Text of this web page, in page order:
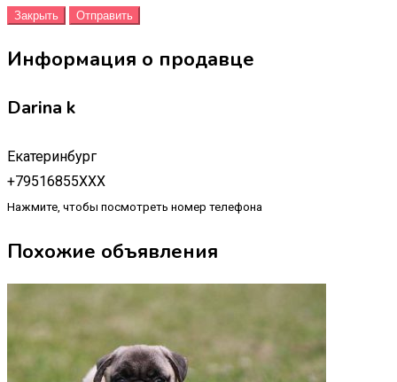
Закрыть Отправить
Информация о продавце
Darina k
Екатеринбург
+79516855XXX
Нажмите, чтобы посмотреть номер телефона
Похожие объявления